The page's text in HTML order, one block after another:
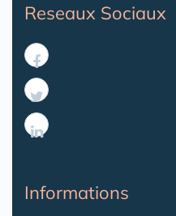
Reseaux Sociaux
Informations